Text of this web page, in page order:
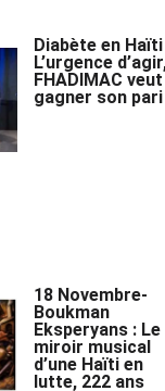
Diabète en Haïti
L’urgence
FHADIMAC veut
gagner son pari
18 Novembre-
Boukman
Eksperyans : Le
miroir musical
d’une Haïti en
lutte, 222 ans